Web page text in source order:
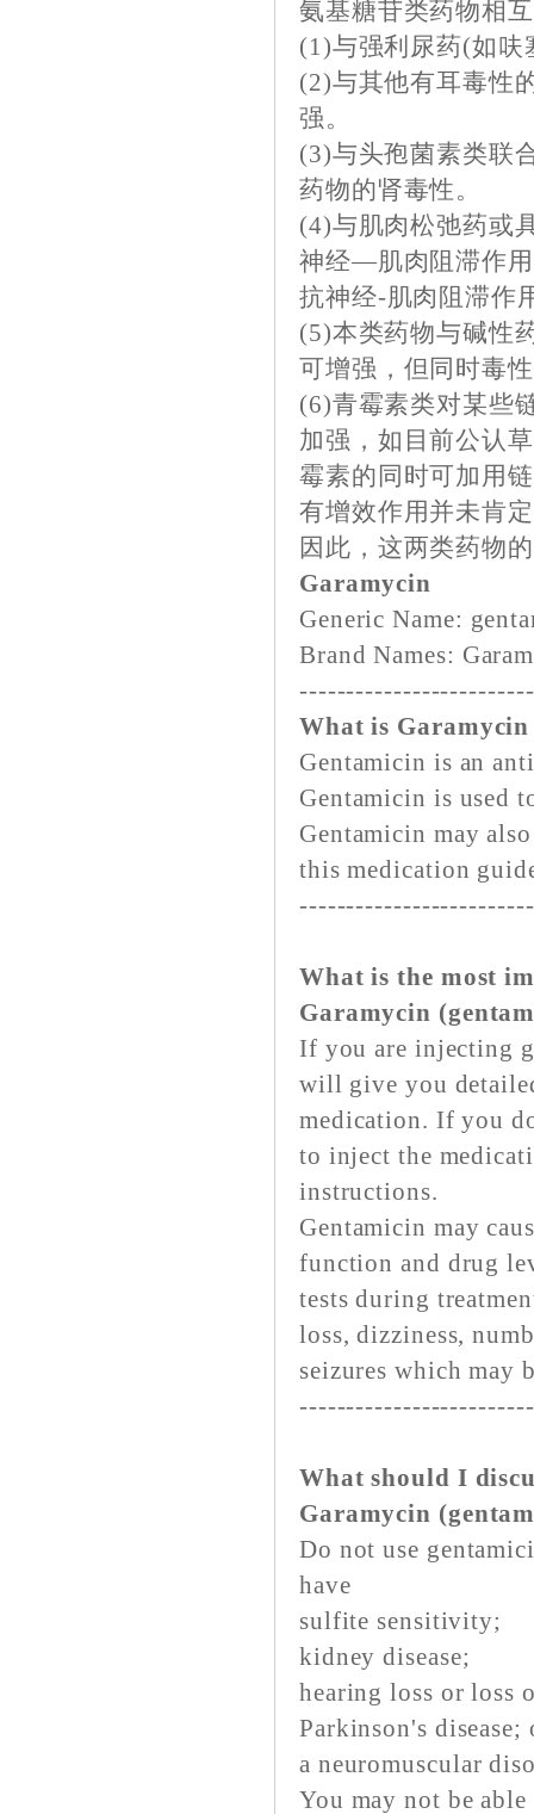
氨基糖苷类药物相
(1)与强利尿药(如呋
(2)与其他有耳毒性
强。
(3)与头孢菌素类联
药物的肾毒性。
(4)与肌肉松弛药或
神经—肌肉阻滞作
抗神经-肌肉阻滞作
(5)本类药物与碱性
可增强，但同时毒
(6)青霉素类对某些
加强，如目前公认
霉素的同时可加用
有增效作用并未肯
因此，这两类药物
Garamycin
Generic Name:
Brand Names:
What is
Gentamicin is an
Gentamicin is used
Gentamicin may
this medication
What is the most
Garamycin
If you are injecting
will give you
medication. If you
to inject the
instructions.
Gentamicin may
function and drug
tests during
loss, dizziness,
seizures which may
What should I
Garamycin
Do not use
have
sulfite sensitivity;
kidney disease;
hearing loss or loss
Parkinson's disease;
a neuromuscular
You may not be